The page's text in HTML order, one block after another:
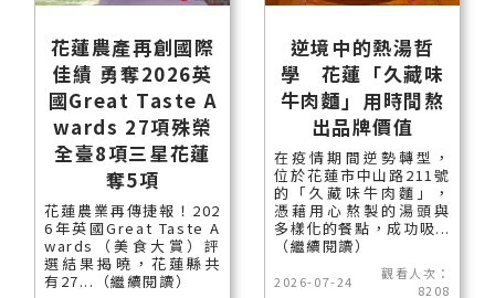
花蓮農產再創國際
佳績 勇奪2026英
國Great Taste A
wards 27項殊榮
全臺8項三星花蓮
奪5項
花蓮農業再傳捷報！202
6年英國Great Taste A
wards（美食大賞）評
選結果揭曉，花蓮縣共
有27...（繼續閱讀）
逆境中的熱湯哲
學 花蓮「久藏味
牛肉麵」用時間熬
出品牌價值
在疫情期間逆勢轉型，
位於花蓮市中山路211號
的「久藏味牛肉麵」，
憑藉用心熬製的湯頭與
多樣化的餐點，成功吸...
（繼續閱讀）
2026-07-24
觀看人次：
8208